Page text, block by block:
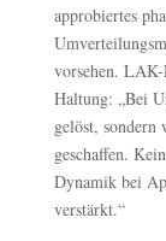
approbiertes
vorsehen.
Haltung: „Bei
gelöst, sondern
geschaffen.
Dynamik bei
verstärkt.“